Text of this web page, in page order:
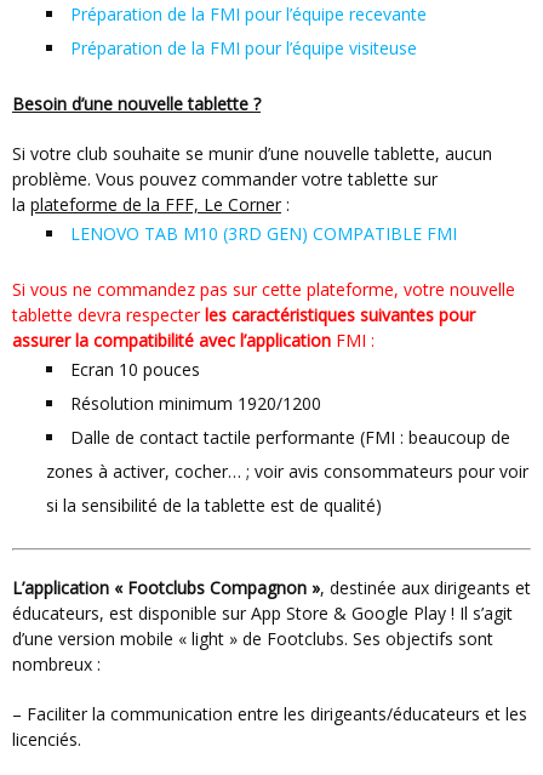
Préparation de la FMI pour l’équipe recevante
Préparation de la FMI pour l’équipe visiteuse
Besoin d’une nouvelle tablette ?
Si votre club souhaite se munir d’une nouvelle tablette, aucun
problème. Vous pouvez commander votre tablette sur
la plateforme de la FFF, Le Corner :
LENOVO TAB M10 (3RD GEN) COMPATIBLE FMI
Si vous ne commandez pas sur cette plateforme, votre nouvelle
tablette devra respecterles caractéristiques suivantes pour
assurer la compatibilité avec l’application FMI :
Ecran 10 pouces
Résolution minimum 1920/1200
Dalle de contact tactile performante (FMI : beaucoup de
zones à activer, cocher… ; voir avis consommateurs pour voir
si la sensibilité de la tablette est de qualité)
L’application « Footclubs Compagnon », destinée aux dirigeants et
éducateurs, est disponible sur App Store & Google Play ! Il s’agit
d’une version mobile « light » de Footclubs. Ses objectifs sont
nombreux :
– Faciliter la communication entre les dirigeants/éducateurs et les
licenciés.